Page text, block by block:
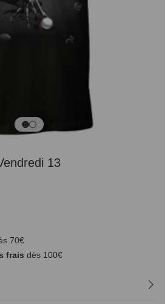
13
70€
frais dès 100€